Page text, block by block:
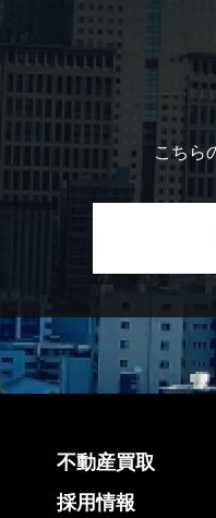
こちら
不動産買取
採用情報